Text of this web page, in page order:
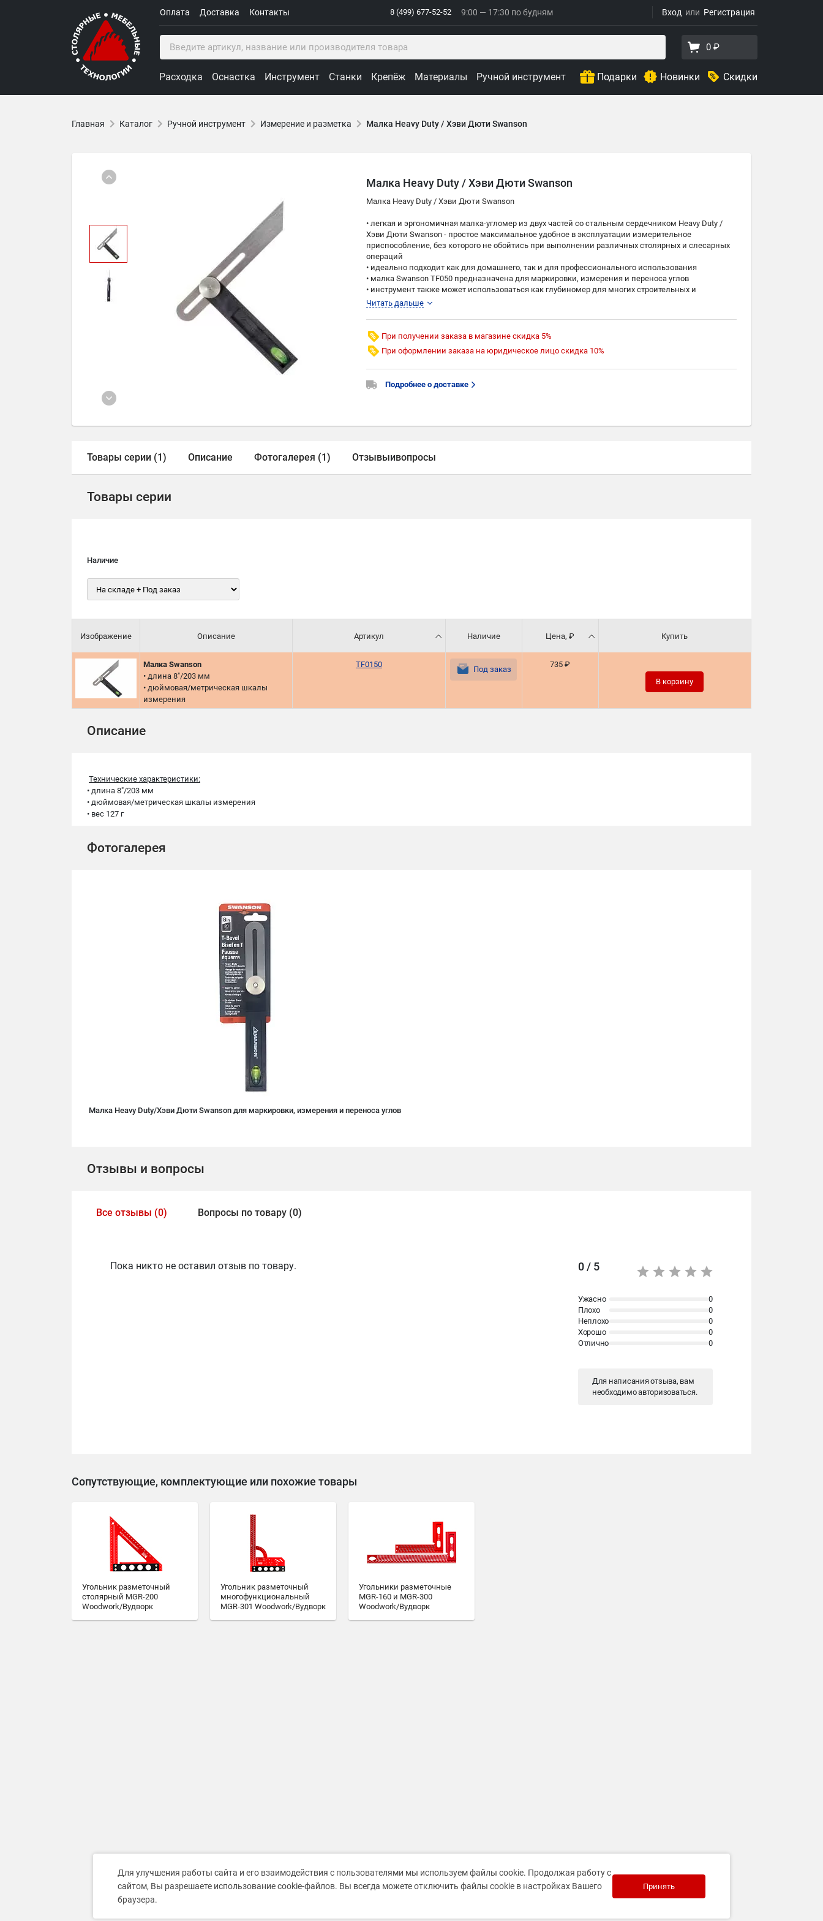
Оплата Доставка Контакты Вход Регистрация
8 (499) 677-52-52 9:00 — 17:30 по будням
0 ₽
Расходка Оснастка Инструмент Станки Крепёж Материалы Ручной инструмент Подарки Новинки Скидки
Главная Каталог Ручной инструмент Измерение и разметка Малка Heavy Duty / Хэви Дюти Swanson
Малка Heavy Duty / Хэви Дюти Swanson
Малка Heavy Duty / Хэви Дюти Swanson
• легкая и эргономичная малка-угломер из двух частей со стальным сердечником Heavy Duty /
Хэви Дюти Swanson - простое максимальное удобное в эксплуатации измерительное
приспособление, без которого не обойтись при выполнении различных столярных и слесарных
операций
• идеально подходит как для домашнего, так и для профессионального использования
• малка Swanson TF050 предназначена для маркировки, измерения и переноса углов
• инструмент также может использоваться как глубиномер для многих строительных и
деревообрабатывающих работ
• Swanson TF050 имеет две шкалы измерения - дюймовую и метрическую
• рукоять и лезвие инструмента соединены между собой резьбовыми латунным винтом и гайкой
• угломер оснащен ударопрочной формованной рукоятью с пузырьком уровня для быстрой
привязки
• малка имеет компактный дизайн и легко помещается в карман
Производство - Swanson (США)
Читать дальше
При получении заказа в магазине скидка 5%
При оформлении заказа на юридическое лицо скидка 10%
Подробнее о доставке
Товары серии (1) Описание Фотогалерея (1) Отзывыивопросы
Товары серии
Наличие
Изображение Описание
Малка Swanson
• длина 8"/203 мм
• дюймовая/метрическая шкалы
измерения
Артикул
TF0150
Наличие
Под заказ
Цена, ₽
735 ₽
Купить
В корзину
Описание
Технические характеристики:
• длина 8"/203 мм
• дюймовая/метрическая шкалы измерения
• вес 127 г
Фотогалерея
Малка Heavy Duty/Хэви Дюти Swanson для маркировки, измерения и переноса углов
Отзывы и вопросы
Все отзывы (0) Вопросы по товару (0)
Пока никто не оставил отзыв по товару. 0 / 5
Ужасно
0
Плохо
0
Неплохо
0
Хорошо
0
Отлично
0
Для написания отзыва, вам
необходимоавторизоваться.
Сопутствующие, комплектующие или похожие товары
Угольник разметочный
столярный MGR-200
Woodwork/Вудворк
Угольник разметочный
многофункциональный
MGR-301 Woodwork/Вудворк
Угольники разметочные
MGR-160 и MGR-300
Woodwork/Вудворк
Для улучшения работы сайта и его взаимодействия с пользователями мы используем файлы cookie. Продолжая работу с
сайтом, Вы разрешаете использование cookie-файлов. Вы всегда можете отключить файлы cookie в настройках Вашего
браузера.
Принять